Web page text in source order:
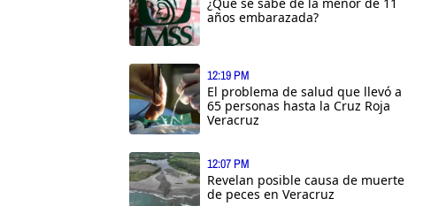
años embarazada?
12:19 PM
El problema de salud que llevó a
65 personas hasta la Cruz Roja
Veracruz
12:07 PM
Revelan posible causa de muerte
de peces en Veracruz